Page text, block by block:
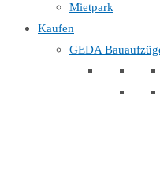
Mietpark
Kaufen
GEDA